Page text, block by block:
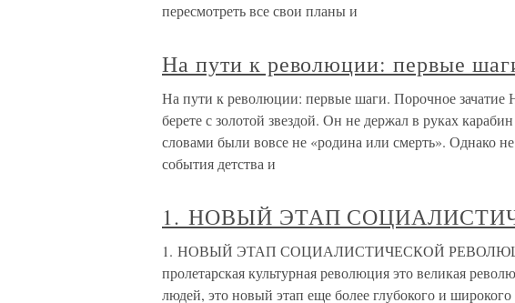
пересмотреть все свои планы и
На пути к революции: первые
На пути к революции: первые шаги. Порочное зачатие
берете с золотой звездой. Он не держал в руках
словами были вовсе не «родина или смерть». Однако
события детства и
1. НОВЫЙ ЭТАП
1. НОВЫЙ ЭТАП СОЦИАЛИСТИЧЕСКОЙ РЕВОЛЮЦИИ
пролетарская культурная революция это великая
людей, это новый этап еще более глубокого и широкого